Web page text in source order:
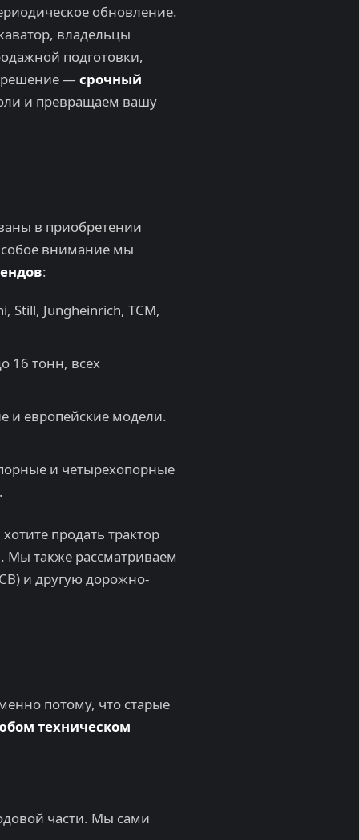
обновление.
владельцы
подготовки,
решение — срочный
и превращаем вашу
в приобретении
внимание мы
:
Still, Jungheinrich, TCM,
16 тонн, всех
и европейские модели.
и четырехопорные
продать трактор
Мы также рассматриваем
и другую дорожно-
потому, что старые
техническом
части. Мы сами